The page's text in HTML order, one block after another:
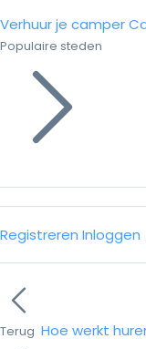
Verhuur je camper
Populaire steden
Registreren Inloggen
Terug Hoe werkt